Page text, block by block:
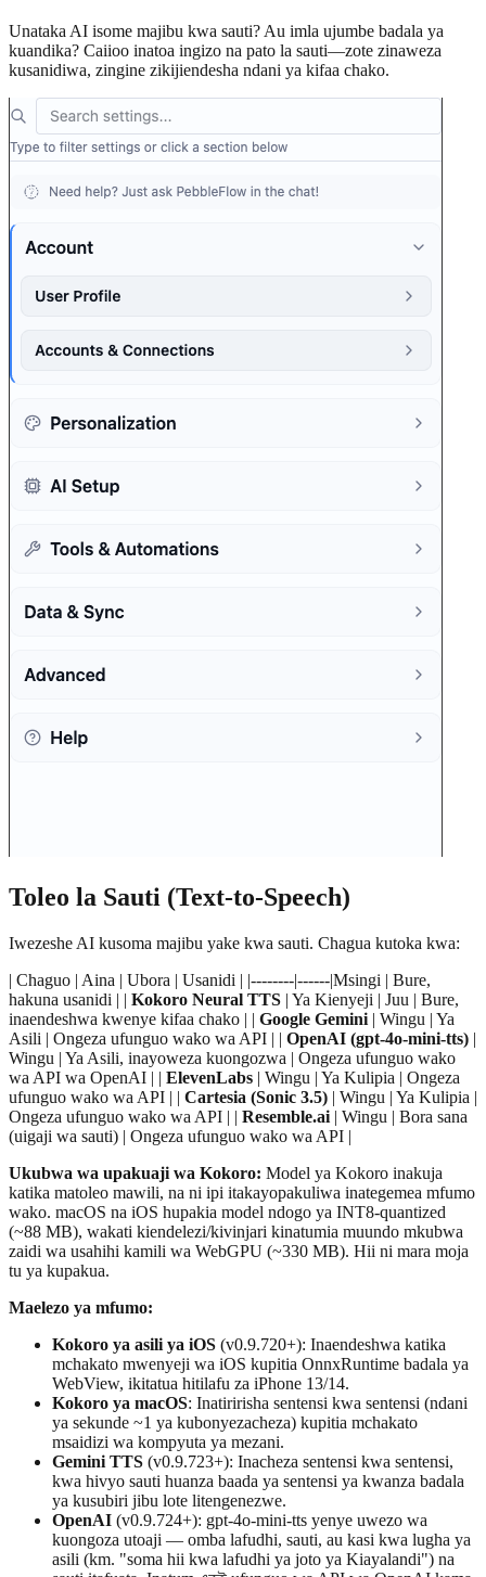
Unataka AI isome majibu kwa sauti? Au imla ujumbe badala ya
kuandika? Caiioo inatoa ingizo na pato la sauti—zote zinaweza
kusanidiwa, zingine zikijiendesha ndani ya kifaa chako.
Toleo la Sauti (Text-to-Speech)
Iwezeshe AI kusoma majibu yake kwa sauti. Chagua kutoka kwa:
| Chaguo | Aina | Ubora | Usanidi | |--------|------|Msingi | Bure,
hakuna usanidi | | Kokoro Neural TTS | Ya Kienyeji | Juu | Bure,
inaendeshwa kwenye kifaa chako | | Google Gemini | Wingu | Ya
Asili | Ongeza ufunguo wako wa API | | OpenAI (gpt-4o-mini-tts) |
Wingu | Ya Asili, inayoweza kuongozwa | Ongeza ufunguo wako
wa API wa OpenAI | | ElevenLabs | Wingu | Ya Kulipia | Ongeza
ufunguo wako wa API | | Cartesia (Sonic 3.5) | Wingu | Ya Kulipia |
Ongeza ufunguo wako wa API | | Resemble.ai | Wingu | Bora sana
(uigaji wa sauti) | Ongeza ufunguo wako wa API |
Ukubwa wa upakuaji wa Kokoro: Model ya Kokoro inakuja
katika matoleo mawili, na ni ipi itakayopakuliwa inategemea mfumo
wako. macOS na iOS hupakia model ndogo ya INT8-quantized
(~88 MB), wakati kiendelezi/kivinjari kinatumia muundo mkubwa
zaidi wa usahihi kamili wa WebGPU (~330 MB). Hii ni mara moja
tu ya kupakua.
Maelezo ya mfumo:
Kokoro ya asili ya iOS (v0.9.720+): Inaendeshwa katika
mchakato mwenyeji wa iOS kupitia OnnxRuntime badala ya
WebView, ikitatua hitilafu za iPhone 13/14.
Kokoro ya macOS: Inatiririsha sentensi kwa sentensi (ndani
ya sekunde ~1 ya kubonyezacheza) kupitia mchakato
msaidizi wa kompyuta ya mezani.
Gemini TTS (v0.9.723+): Inacheza sentensi kwa sentensi,
kwa hivyo sauti huanza baada ya sentensi ya kwanza badala
ya kusubiri jibu lote litengenezwe.
OpenAI (v0.9.724+): gpt-4o-mini-tts yenye uwezo wa
kuongoza utoaji — omba lafudhi, sauti, au kasi kwa lugha ya
asili (km. "soma hii kwa lafudhi ya joto ya Kiayalandi") na